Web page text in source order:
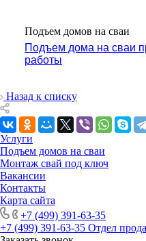
Подъем домов на сваи
Подъем дома на сваи
работы
Назад к списку
Услуги
Подъем домов на сваи
Монтаж свай под ключ
Вакансии
Контакты
Карта сайта
+7 (499) 391-63-35
+7 (499) 391-63-35 Отдел